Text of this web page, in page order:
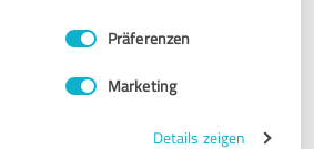
Präferenzen
Marketing
Details zeigen